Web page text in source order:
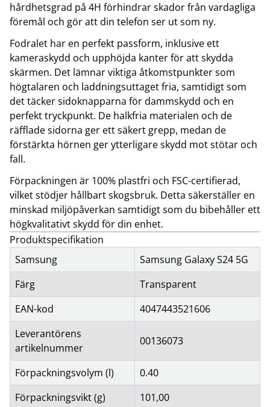
hårdhetsgrad på 4H förhindrar skador från vardagliga
föremål och gör att din telefon ser ut som ny.
Fodralet har en perfekt passform, inklusive ett
kameraskydd och upphöjda kanter för att skydda
skärmen. Det lämnar viktiga åtkomstpunkter som
högtalaren och laddningsuttaget fria, samtidigt som
det täcker sidoknapparna för dammskydd och en
perfekt tryckpunkt. De halkfria materialen och de
räfflade sidorna ger ett säkert grepp, medan de
förstärkta hörnen ger ytterligare skydd mot stötar och
fall.
Förpackningen är 100% plastfri och FSC-certifierad,
vilket stödjer hållbart skogsbruk. Detta säkerställer en
minskad miljöpåverkan samtidigt som du bibehåller ett
högkvalitativt skydd för din enhet.
Produktspecifikation
Samsung
Samsung Galaxy S24 5G
Färg
Transparent
EAN-kod
4047443521606
Leverantörens
artikelnummer
00136073
Förpackningsvolym (l)
0.40
Förpackningsvikt (g)
101,00